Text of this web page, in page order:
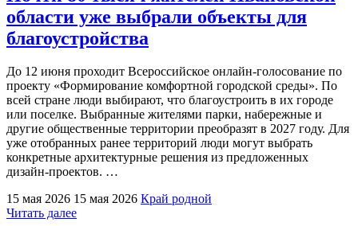
в
селе
Холуй
состоялся
из
самых
ярких
и
ожидаемых
событий
–
арт-
«Русская
Венеция»"
области уже выбрали объекты для
благоустройства
До 12 июня проходит Всероссийское онлайн-голосование по
проекту «Формирование комфортной городской среды». По
всей стране люди выбирают, что благоустроить в их городе
или поселке. Выбранные жителями парки, набережные и
другие общественные территории преобразят в 2027 году. Для
уже отобранных ранее территорий люди могут выбрать
конкретные архитектурные решения из предложенных
дизайн-проектов. …
15 мая 2026 15 мая 2026 Край родной
Читать далее"Почти